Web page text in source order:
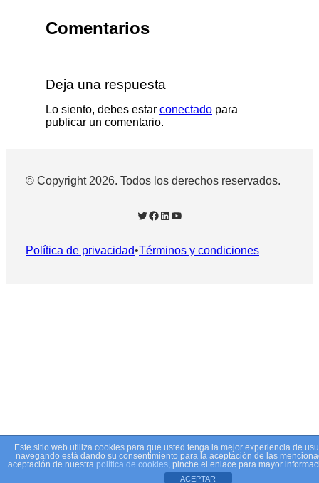
Comentarios
Deja una respuesta
Lo siento, debes estar conectado para
publicar un comentario.
© Copyright 2026. Todos los derechos reservados.
Twitter Facebook LinkedIn YouTube
Política de privacidad•Términos y condiciones
Este sitio web utiliza cookies para que usted tenga la mejor experiencia de
navegando está dando su consentimiento para la aceptación de las
aceptación de nuestra política de cookies, pinche el enlace para mayor
ACEPTAR